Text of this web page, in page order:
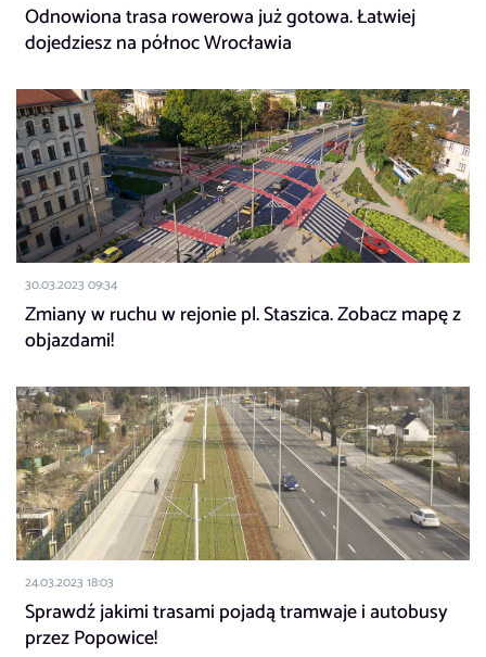
Odnowiona trasa rowerowa już gotowa. Łatwiej
dojedziesz na północ Wrocławia
30.03.2023 09:34
Zmiany w ruchu w rejonie pl. Staszica. Zobacz mapę z
objazdami!
24.03.2023 18:03
Sprawdź jakimi trasami pojadą tramwaje i autobusy
przez Popowice!